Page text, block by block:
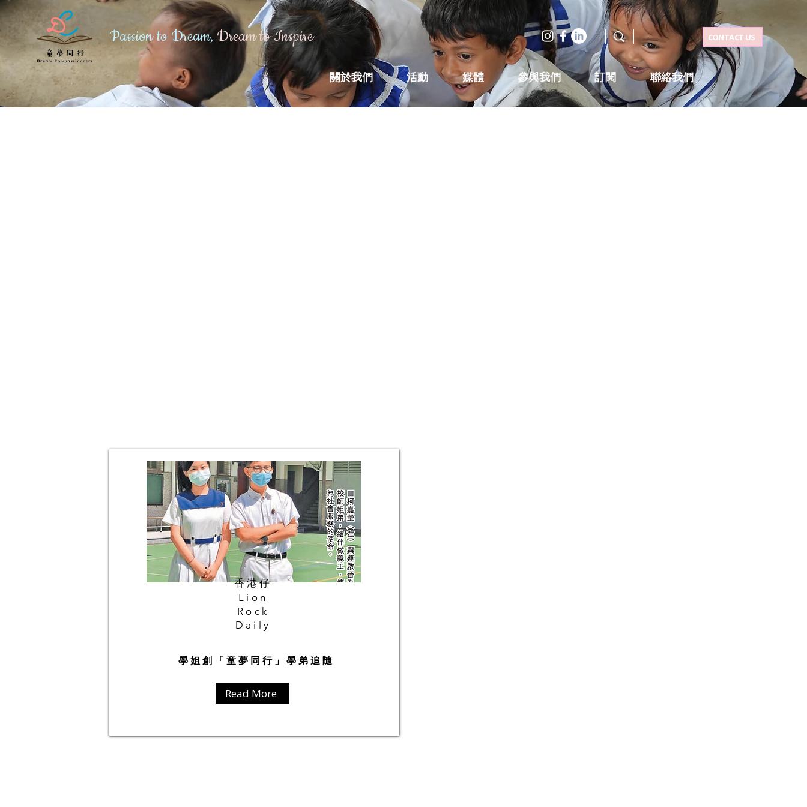
Passion to Dream,Dream to Inspire CONTACT US
關於我們 活動 媒體 參與我們 訂閱 聯絡我們
香港仔
Lion
Rock
Daily
學姐創「童夢同行」學弟追隨
Read More